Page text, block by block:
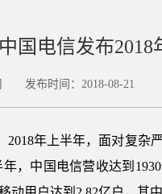
国电信发布2018
发布时间：2018-08-21
2018年上半年，面对复杂
，中国电信营收达到